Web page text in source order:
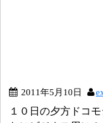
2011年5月10日
１０日の夕方ドコ